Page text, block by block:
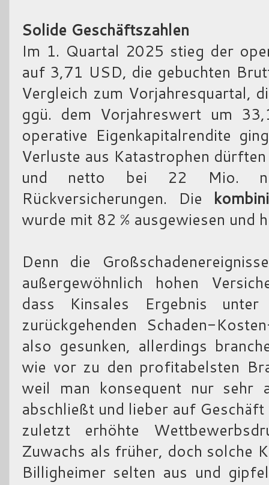
Solide Geschäftszahlen
Im 1. Quartal 2025 stieg der
auf 3,71 USD, die gebuchten
Vergleich zum Vorjahresquartal,
ggü. dem Vorjahreswert um
operative Eigenkapitalrendite
Verluste aus Katastrophen
und netto bei 22 Mio.
Rückversicherungen. Die
wurde mit 82 % ausgewiesen und
Denn die
außergewöhnlich hohen
dass Kinsales Ergebnis
zurückgehenden Schaden-
also gesunken, allerdings
wie vor zu den profitabelsten
weil man konsequent nur sehr
abschließt und lieber auf
zuletzt erhöhte
Zuwachs als früher, doch solche
Billigheimer selten aus und